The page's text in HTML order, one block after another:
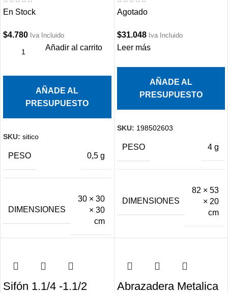
En Stock
$4.780 Iva Incluido
Añadir al carrito
AÑADE AL
PRESUPUESTO
SKU: sitico
PESO 0,5 g
DIMENSIONES
30 × 30
× 30
cm
Agotado
$31.048 Iva Incluido
Leer más
AÑADE AL
PRESUPUESTO
SKU: 198502603
PESO 4 g
DIMENSIONES
82 × 53
× 20
cm
Sifón 1.1/4 -1.1/2
Abrazadera Metalica